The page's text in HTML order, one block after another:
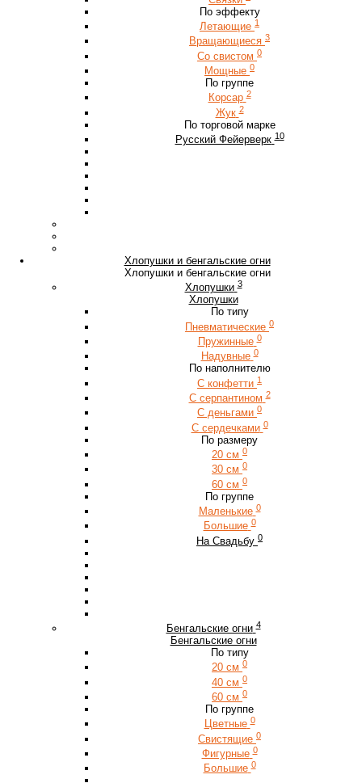
По эффекту
Летающие 1
Вращающиеся 3
Со свистом 0
Мощные 0
По группе
Корсар 2
Жук 2
По торговой марке
Русский Фейерверк 10
Хлопушки и бенгальские огни
Хлопушки и бенгальские огни
Хлопушки 3
Хлопушки
По типу
Пневматические 0
Пружинные 0
Надувные 0
По наполнителю
С конфетти 1
С серпантином 2
С деньгами 0
С сердечками 0
По размеру
20 см 0
30 см 0
60 см 0
По группе
Маленькие 0
Большие 0
На Свадьбу 0
Бенгальские огни 4
Бенгальские огни
По типу
20 см 0
40 см 0
60 см 0
По группе
Цветные 0
Свистящие 0
Фигурные 0
Большие 0